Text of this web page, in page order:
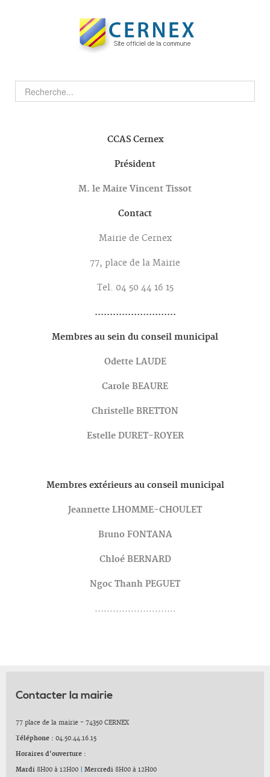
CCASCernex
Président
M. le Maire Vincent Tissot
Contact
Mairie de Cernex
77, place de la Mairie
Tel. 04 50 44 16 15
...........................
Membres au sein du conseil municipal
Odette LAUDE
Carole BEAURE
Christelle BRETTON
Estelle DURET-ROYER
Membres extérieurs au conseil municipal
Jeannette LHOMME-CHOULET
Bruno FONTANA
Chloé BERNARD
Ngoc Thanh PEGUET
...........................
Contacter la mairie
77 place de la mairie - 74350 CERNEX
Téléphone : 04.50.44.16.15
Horaires d'ouverture :
Mardi 8H00 à 12H00 Mercredi 8H00 à 12H00